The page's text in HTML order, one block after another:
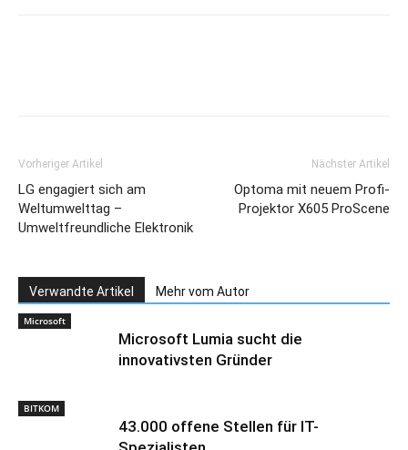
Vorheriger Artikel
LG engagiert sich am
Weltumwelttag –
Umweltfreundliche Elektronik
Nächster Artikel
Optoma mit neuem Profi-
Projektor X605 ProScene
Verwandte Artikel Mehr vom Autor
Microsoft
Microsoft Lumia sucht die
innovativsten Gründer
BITKOM
43.000 offene Stellen für IT-